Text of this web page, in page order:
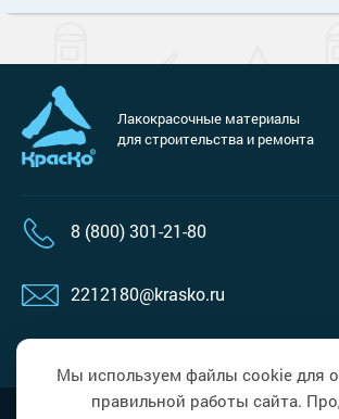
Лакокрасочные материалы
для строительства и ремонта
8 (800) 301-21-80
2212180@krasko.ru
Мы используем файлы cookie для
правильной работы сайта.